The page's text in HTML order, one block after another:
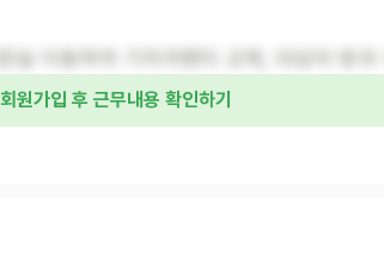
실 이동하여 기저귀팬티 교체, 대상자 방과
회원가입 후 근무내용 확인하기